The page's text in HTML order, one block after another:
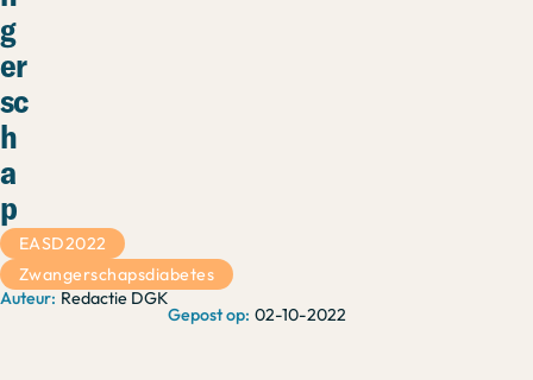
g
er
sc
h
a
p
Redactie DGK
02-10-2022
EASD2022
Zwangerschapsdiabetes